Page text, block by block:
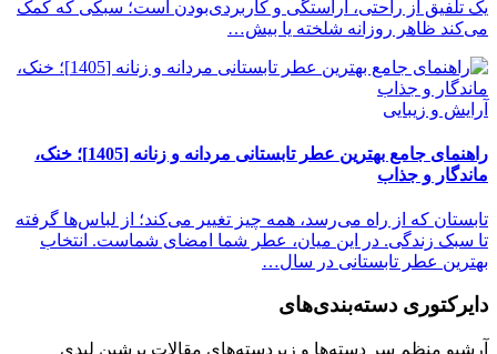
یک تلفیق از راحتی، آراستگی و کاربردی‌بودن است؛ سبکی که کمک
می‌کند ظاهر روزانه شلخته یا بیش…
آرایش و زیبایی
راهنمای جامع بهترین عطر تابستانی مردانه و زنانه [1405]؛ خنک،
ماندگار و جذاب
تابستان که از راه می‌رسد، همه چیز تغییر می‌کند؛ از لباس‌ها گرفته
تا سبک زندگی. در این میان، عطر شما امضای شماست. انتخاب
بهترین عطر تابستانی در سال…
دایرکتوری دسته‌بندی‌های
آرشیو منظم سر دسته‌ها و زیردسته‌های مقالات پرشین لیدی